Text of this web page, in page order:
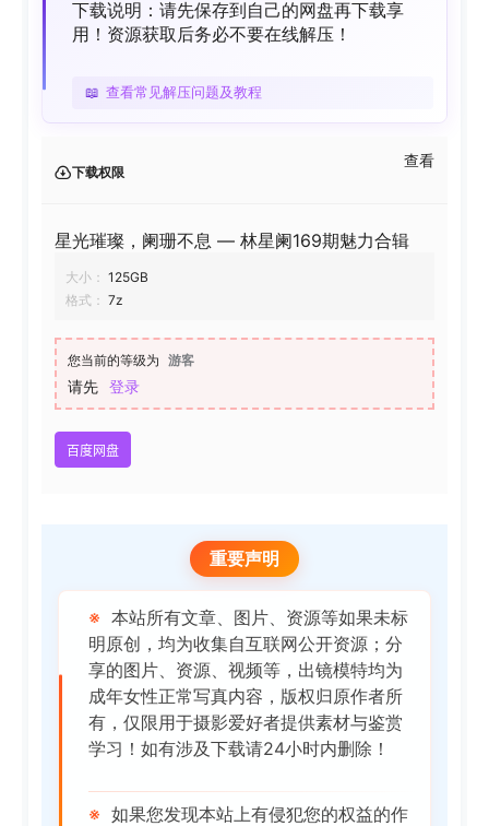
下载说明：请先保存到自己的网盘再下载享
用！资源获取后务必不要在线解压！
📖 查看常见解压问题及教程
下载权限
查看
星光璀璨，阑珊不息 — 林星阑169期魅力合辑
大小： 125GB
格式： 7z
您当前的等级为 游客
请先 登录
百度网盘
重要声明
※ 本站所有文章、图片、资源等如果未标
明原创，均为收集自互联网公开资源；分
享的图片、资源、视频等，出镜模特均为
成年女性正常写真内容，版权归原作者所
有，仅限用于摄影爱好者提供素材与鉴赏
学习！如有涉及下载请24小时内删除！
※ 如果您发现本站上有侵犯您的权益的作